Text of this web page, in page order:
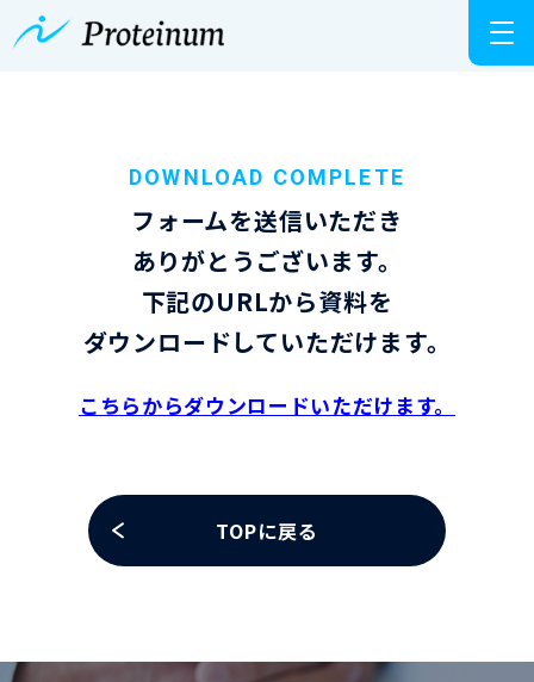
DOWNLOAD COMPLETE
フォームを送信いただき
ありがとうございます。
下記のURLから資料を
ダウンロードしていただけます。
こちらからダウンロードいただけます。
TOPに戻る